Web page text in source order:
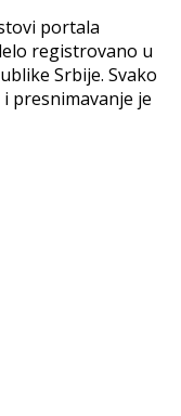
portala
registrovano u
Srbije. Svako
presnimavanje je